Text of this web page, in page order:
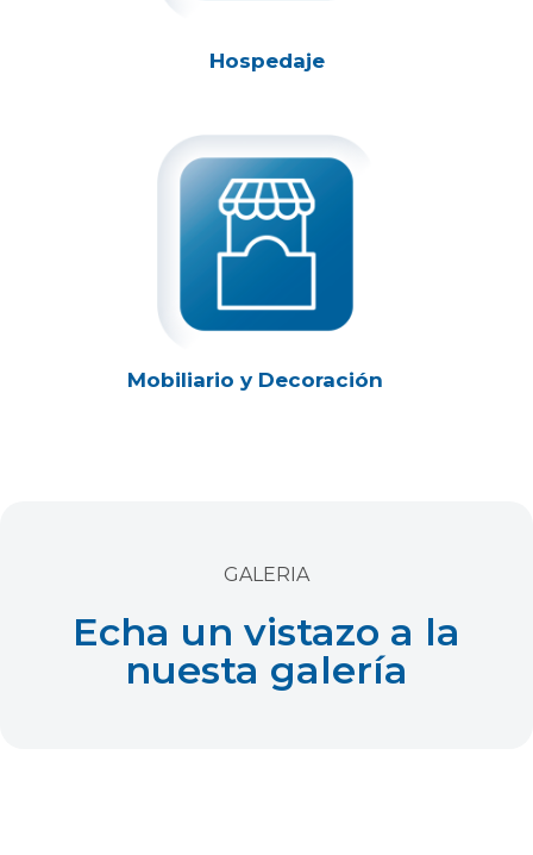
Hospedaje
Mobiliario y Decoración
GALERIA
Echa un vistazo a la
nuesta galería